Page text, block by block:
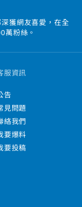
獲網友喜愛，在全
萬粉絲。
服資訊
告
見問題
絡我們
要爆料
要投稿